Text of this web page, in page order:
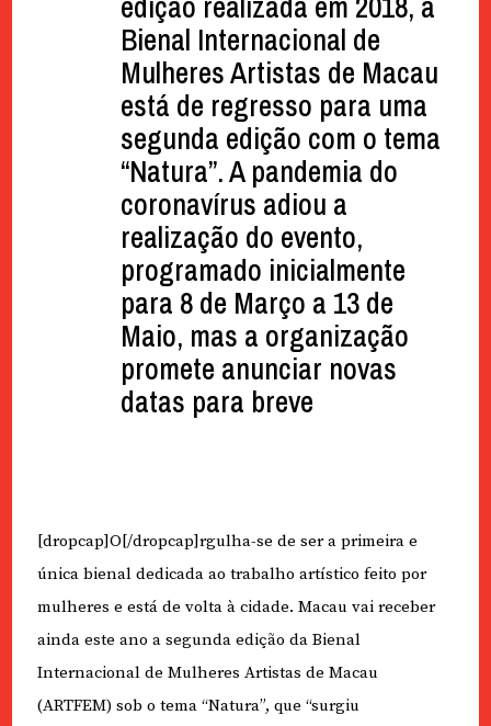
Bienal Internacional de
Mulheres Artistas de Macau
está de regresso para uma
segunda edição com o tema
“Natura”. A pandemia do
coronavírus adiou a
realização do evento,
programado inicialmente
para 8 de Março a 13 de
Maio, mas a organização
promete anunciar novas
datas para breve
[dropcap]O[/dropcap]rgulha-se de ser a primeira e
única bienal dedicada ao trabalho artístico feito por
mulheres e está de volta à cidade. Macau vai receber
ainda este ano a segunda edição da Bienal
Internacional de Mulheres Artistas de Macau
(ARTFEM) sob o tema “Natura”, que “surgiu